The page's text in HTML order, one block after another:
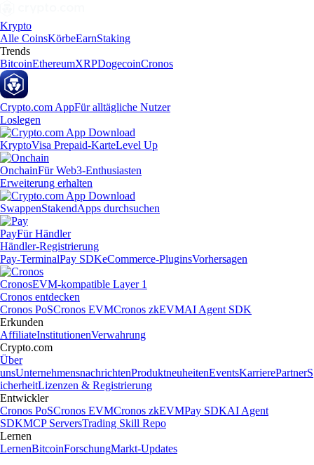
Krypto
Alle CoinsKörbeEarnStaking
Trends
BitcoinEthereumXRPDogecoinCronos
Crypto.com AppFür alltägliche Nutzer
Loslegen
KryptoVisa Prepaid-KarteLevel Up
OnchainFür Web3-Enthusiasten
Erweiterung erhalten
SwappenStakendApps durchsuchen
PayFür Händler
Händler-Registrierung
Pay-TerminalPay SDKeCommerce-PluginsVorhersagen
CronosEVM-kompatible Layer 1
Cronos entdecken
Cronos PoSCronos EVMCronos zkEVMAI Agent SDK
Erkunden
AffiliateInstitutionenVerwahrung
Crypto.com
Über
unsUnternehmensnachrichtenProduktneuheitenEventsKarrierePartnerS
icherheitLizenzen & Registrierung
Entwickler
Cronos PoSCronos EVMCronos zkEVMPay SDKAI Agent
SDKMCP ServersTrading Skill Repo
Lernen
LernenBitcoinForschungMarkt-Updates